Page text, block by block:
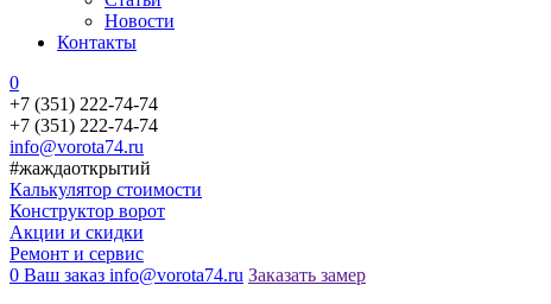
Новости
Контакты
0
+7 (351) 222-74-74
+7 (351) 222-74-74
info@vorota74.ru
#жаждаоткрытий
Калькулятор стоимости
Конструктор ворот
Акции и скидки
Ремонт и сервис
0 Ваш заказ info@vorota74.ru Заказать замер